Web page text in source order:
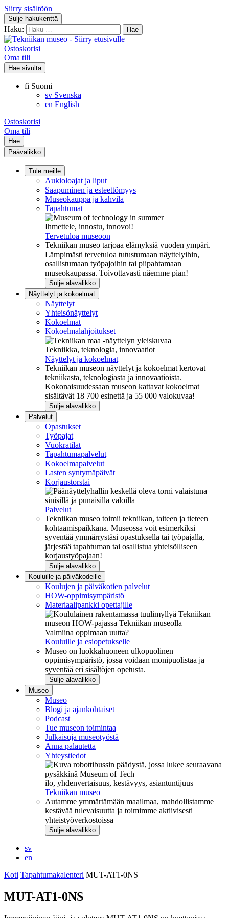
Siirry sisältöön
Sulje hakukenttä
Haku:
Ostoskorisi
Oma tili
Hae sivulta
fi Suomi
sv Svenska
en English
Ostoskorisi
Oma tili
Hae
Päävalikko
Tule meille
Aukioloajat ja liput
Saapuminen ja esteettömyys
Museokauppa ja kahvila
Tapahtumat
Ihmettele, innostu, innovoi!
Tervetuloa museoon
Tekniikan museo tarjoaa elämyksiä vuoden ympäri.
Lämpimästi tervetuloa tutustumaan näyttelyihin,
osallistumaan työpajoihin tai piipahtamaan
museokaupassa. Toivottavasti näemme pian!
Sulje alavalikko
Näyttelyt ja kokoelmat
Näyttelyt
Yhteisönäyttelyt
Kokoelmat
Kokoelmalahjoitukset
Tekniikka, teknologia, innovaatiot
Näyttelyt ja kokoelmat
Tekniikan museon näyttelyt ja kokoelmat kertovat
tekniikasta, teknologiasta ja innovaatioista.
Kokonaisuudessaan museon kattavat kokoelmat
sisältävät 18 700 esinettä ja 55 000 valokuvaa!
Sulje alavalikko
Palvelut
Opastukset
Työpajat
Vuokratilat
Tapahtumapalvelut
Kokoelmapalvelut
Lasten syntymäpäivät
Korjaustorstai
Palvelut
Tekniikan museo toimii tekniikan, taiteen ja tieteen
kohtaamispaikkana. Museossa voit esimerkiksi
syventää ymmärrystäsi opastuksella tai työpajalla,
järjestää tapahtuman tai osallistua yhteisölliseen
korjaustyöpajaan!
Sulje alavalikko
Kouluille ja päiväkodeille
Koulujen ja päiväkotien palvelut
HOW-oppimisympäristö
Materiaalipankki opettajille
Valmiina oppimaan uutta?
Kouluille ja esiopetukselle
Museo on luokkahuoneen ulkopuolinen
oppimisympäristö, jossa voidaan monipuolistaa ja
syventää eri sisältöjen opetusta.
Sulje alavalikko
Museo
Museo
Blogi ja ajankohtaiset
Podcast
Tue museon toimintaa
Julkaisuja museotyöstä
Anna palautetta
Yhteystiedot
ilo, yhdenvertaisuus, kestävyys, asiantuntijuus
Tekniikan museo
Autamme ymmärtämään maailmaa, mahdollistamme
kestävää tulevaisuutta ja toimimme aktiivisesti
yhteistyöverkostoissa
Sulje alavalikko
sv
en
Koti Tapahtumakalenteri MUT-AT1-0NS
MUT-AT1-0NS